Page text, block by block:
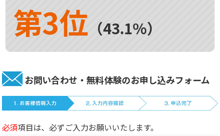
第3位 （43.1%）
お問い合わせ・無料体験のお申し込みフォーム
必須項目は、必ずご入力お願いいたします。